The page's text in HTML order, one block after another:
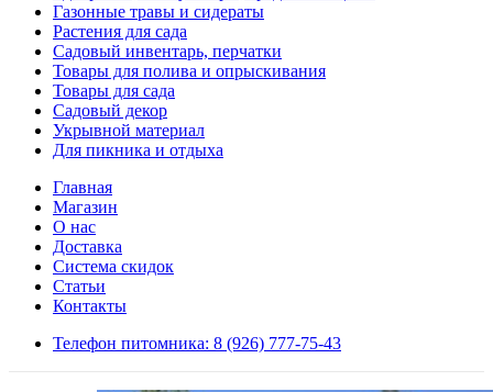
Газонные травы и сидераты
Растения для сада
Садовый инвентарь, перчатки
Товары для полива и опрыскивания
Товары для сада
Садовый декор
Укрывной материал
Для пикника и отдыха
Главная
Магазин
О нас
Доставка
Система скидок
Статьи
Контакты
Телефон питомника: 8 (926) 777-75-43